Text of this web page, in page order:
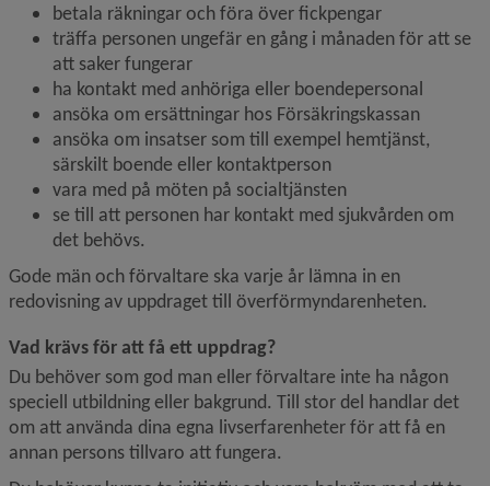
betala räkningar och föra över fickpengar
träffa personen ungefär en gång i månaden för att se
att saker fungerar
ha kontakt med anhöriga eller boendepersonal
ansöka om ersättningar hos Försäkringskassan
ansöka om insatser som till exempel hemtjänst,
särskilt boende eller kontaktperson
vara med på möten på socialtjänsten
se till att personen har kontakt med sjukvården om
det behövs.
Gode män och förvaltare ska varje år lämna in en
redovisning av uppdraget till överförmyndarenheten.
Vad krävs för att få ett uppdrag?
Du behöver som god man eller förvaltare inte ha någon
speciell utbildning eller bakgrund. Till stor del handlar det
om att använda dina egna livserfarenheter för att få en
annan persons tillvaro att fungera.